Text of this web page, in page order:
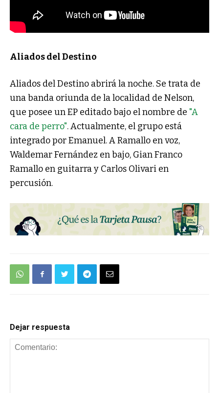
Aliados del Destino
Aliados del Destino abrirá la noche. Se trata de
una banda oriunda de la localidad de Nelson,
que posee un EP editado bajo el nombre de "A
cara de perro". Actualmente, el grupo está
integrado por Emanuel. A Ramallo en voz,
Waldemar Fernández en bajo, Gian Franco
Ramallo en guitarra y Carlos Olivari en
percusión.
Dejar respuesta